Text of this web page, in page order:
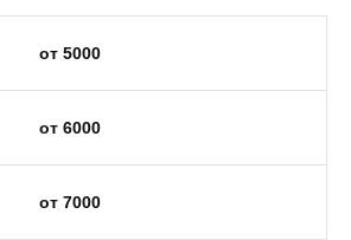
от 5000
от 6000
от 7000